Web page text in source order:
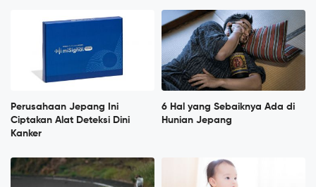
Perusahaan Jepang Ini
Ciptakan Alat Deteksi Dini
Kanker
6 Hal yang Sebaiknya Ada di
Hunian Jepang